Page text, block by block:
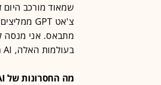
שמאוד מורכב היום
בעולמות האלה, AI מעולה בטקסט, מייצר חוויה לצרכן".
מה החסרונות של AI? מה הוא לא מסוגל?